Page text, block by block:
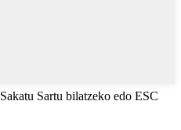
Sakatu Sartu bilatzeko edo ESC